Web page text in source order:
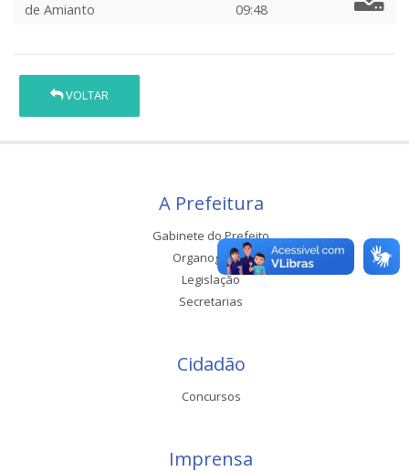
de Amianto
09:48
VOLTAR
A Prefeitura
Gabinete do Prefeito
Organograma
Legislação
Secretarias
Cidadão
Concursos
Imprensa